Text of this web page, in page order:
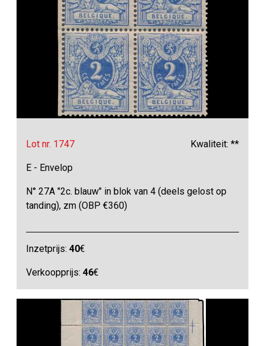
Lot nr. 1747 Kwaliteit: **
E - Envelop
N° 27A "2c. blauw" in blok van 4 (deels gelost op
tanding), zm (OBP €360)
Inzetprijs:40€
Verkoopprijs:46€